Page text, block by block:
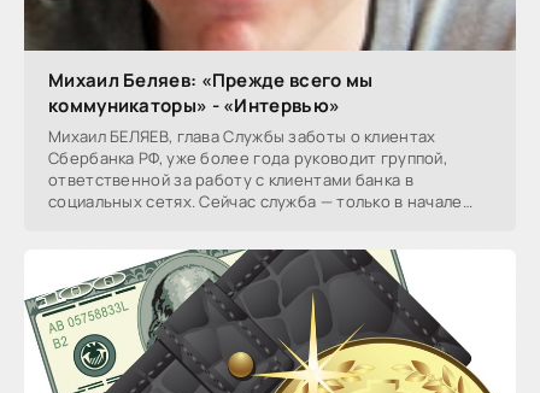
Михаил Беляев: «Прежде всего мы
коммуникаторы» - «Интервью»
Михаил БЕЛЯЕВ, глава Службы заботы о клиентах
Сбербанка РФ, уже более года руководит группой,
ответственной за работу с клиентами банка в
социальных сетях. Сейчас служба — только в начале